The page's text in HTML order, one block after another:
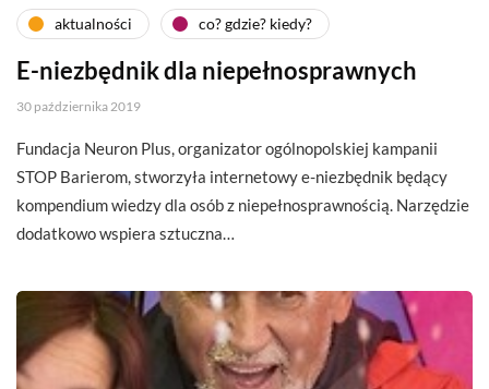
aktualności co? gdzie? kiedy?
E-niezbędnik dla niepełnosprawnych
30 października 2019
Fundacja Neuron Plus, organizator ogólnopolskiej kampanii
STOP Barierom, stworzyła internetowy e-niezbędnik będący
kompendium wiedzy dla osób z niepełnosprawnością. Narzędzie
dodatkowo wspiera sztuczna…